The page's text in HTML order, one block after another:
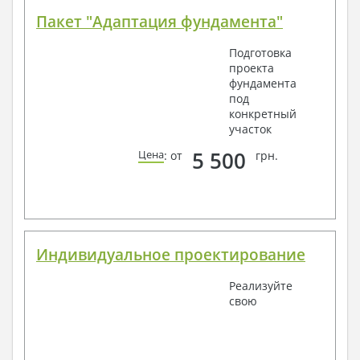
Пакет "Адаптация фундамента"
Подготовка
проекта
фундамента
под
конкретный
участок
Цена: от 5 500 грн.
Индивидуальное проектирование
Реализуйте
свою